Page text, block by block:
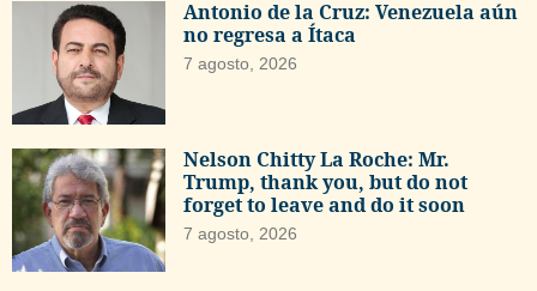
Antonio de la Cruz: Venezuela aún
no regresa a Ítaca
7 agosto, 2026
Nelson Chitty La Roche: Mr.
Trump, thank you, but do not
forget to leave and do it soon
7 agosto, 2026